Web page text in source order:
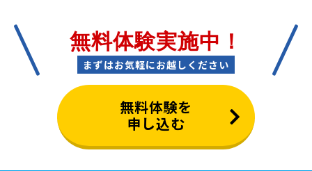
無料体験実施中！
まずはお気軽にお越しください
無料体験を
申し込む